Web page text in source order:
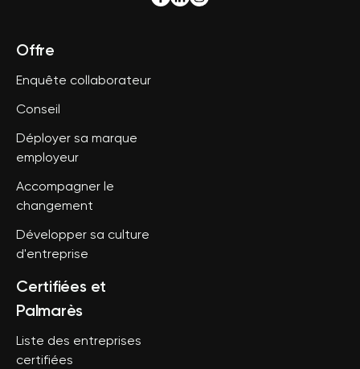
Offre
Enquête collaborateur
Conseil
Déployer sa marque
employeur
Accompagner le
changement
Développer sa culture
d'entreprise
Certifiées et
Palmarès
Liste des entreprises
certifiées